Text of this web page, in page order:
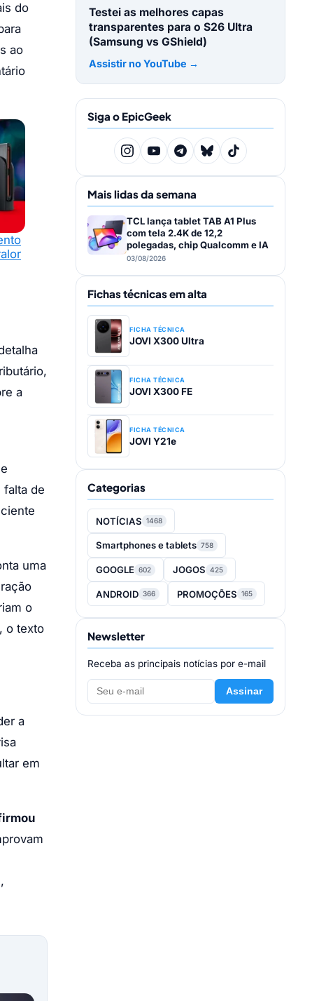
do
ao
a
de
uma
o
o texto
a
em
Testei as melhores capas
transparentes para o S26 Ultra
(Samsung vs GShield)
Assistir no YouTube →
Siga o EpicGeek
Mais lidas da semana
TCL lança tablet TAB A1 Plus
com tela 2.4K de 12,2
polegadas, chip Qualcomm e IA
03/08/2026
Fichas técnicas em alta
FICHA TÉCNICA
JOVI X300 Ultra
FICHA TÉCNICA
JOVI X300 FE
FICHA TÉCNICA
JOVI Y21e
Categorias
NOTÍCIAS 1468
Smartphones e tablets 758
GOOGLE 602 JOGOS 425
ANDROID 366 PROMOÇÕES 165
Newsletter
Receba as principais notícias por e-mail
Assinar